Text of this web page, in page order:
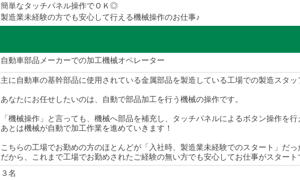
簡単なタッチパネル操作でＯＫ◎
製造業未経験の方でも安心して行える機械操作のお仕事♪
自動車部品メーカーでの加工機械オペレーター
主に自動車の基幹部品に使用されている金属部品を製造している工場での製造スタッ
あなたにお任せしたいのは、自動で部品加工を行う機械の操作です。
「機械操作」と言っても、機械へ部品を補充し、タッチパネルによるボタン操作を行
あとは機械が自動で加工作業を進めていきます！
こちらの工場でお勤めの方のほとんどが「入社時、製造業未経験でのスタート」だっ
だから、これまで工場でお勤めされたご経験の無い方でも安心してお仕事がスタート
３名